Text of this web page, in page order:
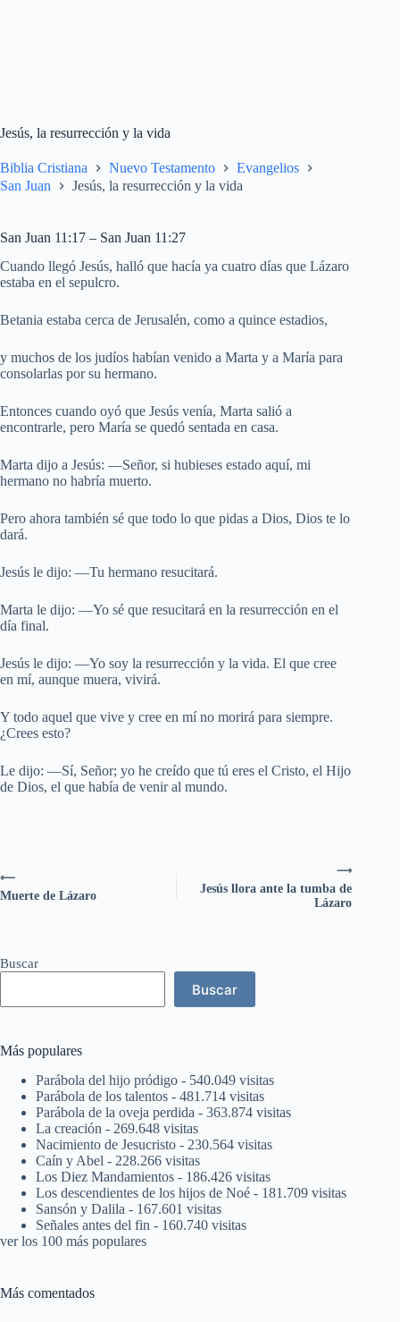
Jesús, la resurrección y la vida
Biblia Cristiana Nuevo Testamento
Evangelios
San Juan
Jesús, la resurrección y la vida
San Juan 11:17 – San Juan 11:27
Cuando llegó Jesús, halló que hacía ya cuatro días que Lázaro
estaba en el sepulcro.
Betania estaba cerca de Jerusalén, como a quince estadios,
y muchos de los judíos habían venido a Marta y a María para
consolarlas por su hermano.
Entonces cuando oyó que Jesús venía, Marta salió a
encontrarle, pero María se quedó sentada en casa.
Marta dijo a Jesús: —Señor, si hubieses estado aquí, mi
hermano no habría muerto.
Pero ahora también sé que todo lo que pidas a Dios, Dios te lo
dará.
Jesús le dijo: —Tu hermano resucitará.
Marta le dijo: —Yo sé que resucitará en la resurrección en el
día final.
Jesús le dijo: —Yo soy la resurrección y la vida. El que cree
en mí, aunque muera, vivirá.
Y todo aquel que vive y cree en mí no morirá para siempre.
¿Crees esto?
Le dijo: —Sí, Señor; yo he creído que tú eres el Cristo, el Hijo
de Dios, el que había de venir al mundo.
⟶
Jesús llora ante la tumba de
Lázaro
⟵
Muerte de Lázaro
Buscar
Buscar
Más populares
Parábola del hijo pródigo - 540.049 visitas
Parábola de los talentos - 481.714 visitas
Parábola de la oveja perdida - 363.874 visitas
La creación - 269.648 visitas
Nacimiento de Jesucristo - 230.564 visitas
Caín y Abel - 228.266 visitas
Los Diez Mandamientos - 186.426 visitas
Los descendientes de los hijos de Noé - 181.709 visitas
Sansón y Dalila - 167.601 visitas
Señales antes del fin - 160.740 visitas
ver los 100 más populares
Más comentados